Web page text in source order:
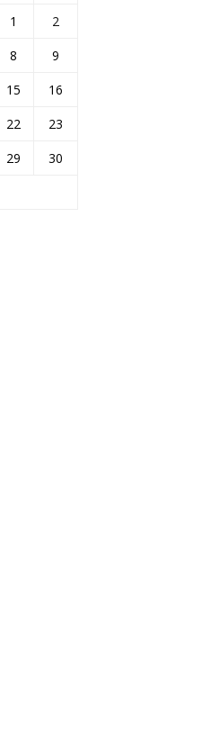
1
2
8
9
15
16
22
23
29
30